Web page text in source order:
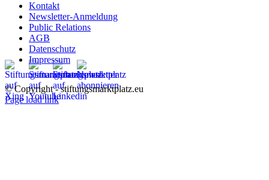
Kontakt
Newsletter-Anmeldung
Public Relations
AGB
Datenschutz
Impressum
© Copyright - stiftungsmarktplatz.eu
Page load link